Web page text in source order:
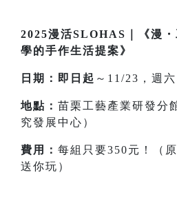
2025漫活SLOHAS｜《漫
學的手作生活提案》
日期：即日起 ～11/23，週
地點： 苗栗工藝產業研發分
究發展中心）
費用： 每組只要350元！（
送你玩）